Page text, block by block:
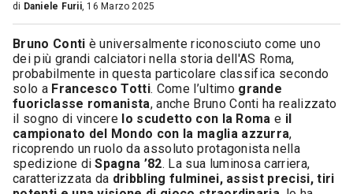
di Daniele Furii, 16 Marzo 2025
Bruno Conti è universalmente riconosciuto come uno
dei più grandi calciatori nella storia dell'AS Roma,
probabilmente in questa particolare classifica secondo
solo a Francesco Totti. Come l’ultimo grande
fuoriclasse romanista, anche Bruno Conti ha realizzato
il sogno di vincere lo scudetto con la Roma e il
campionato del Mondo con la maglia azzurra,
ricoprendo un ruolo da assoluto protagonista nella
spedizione diSpagna ’82. La sua luminosa carriera,
caratterizzata da dribbling fulminei, assist precisi, tiri